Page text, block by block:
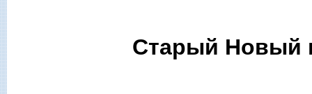
Старый Новый